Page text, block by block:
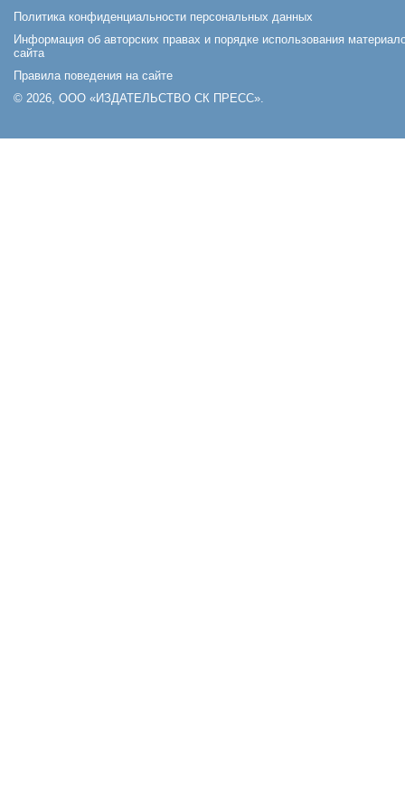
Политика конфиденциальности персональных данных
Информация об авторских правах и порядке использования
сайта
Правила поведения на сайте
© 2026, ООО «ИЗДАТЕЛЬСТВО СК ПРЕСС».